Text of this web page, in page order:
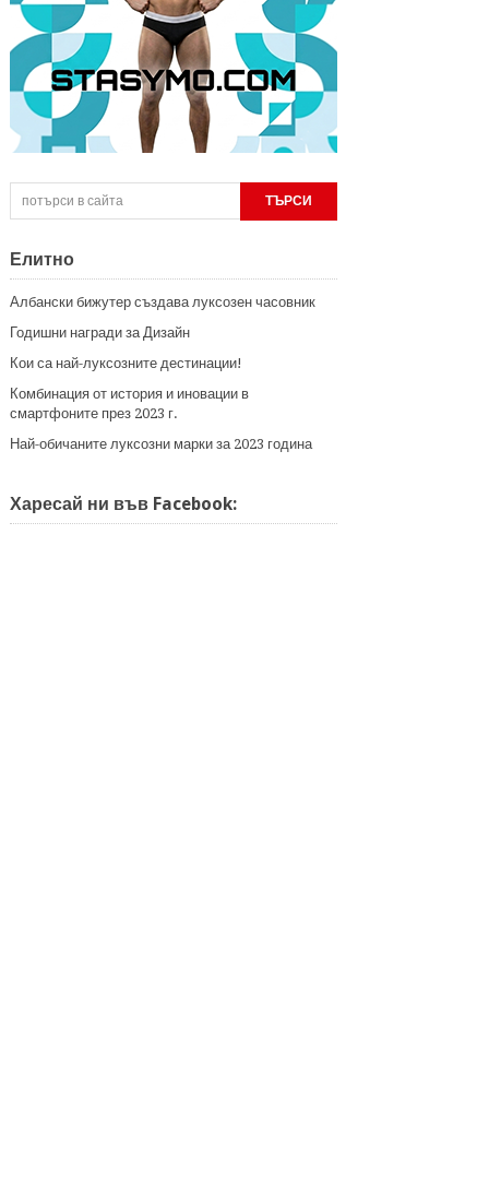
Елитно
Албански бижутер създава луксозен часовник
Годишни награди за Дизайн
Кои са най-луксозните дестинации!
Комбинация от история и иновации в
смартфоните през 2023 г.
Най-обичаните луксозни марки за 2023 година
Харесай ни във Facebook: